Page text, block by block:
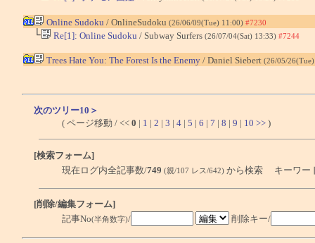
Online Sudoku / OnlineSudoku (26/06/09(Tue) 11:00) #7230
└ Re[1]: Online Sudoku / Subway Surfers (26/07/04(Sat) 13:33) #7244
Trees Hate You: The Forest Is the Enemy/ Daniel Siebert (26/05/
次のツリー10＞
( ページ移動 / << 0 | 1 | 2 | 3 | 4 | 5 | 6 | 7 | 8 | 9 | 10 >> )
[検索フォーム]
現在ログ内全記事数/749 (親/107 レス/642) から検索 キーワー
[削除/編集フォーム]
記事No(半角数字)/ 削除キー/